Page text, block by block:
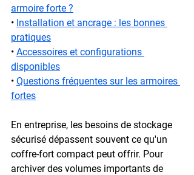
armoire forte ?
• Installation et ancrage : les bonnes
pratiques
• Accessoires et configurations
disponibles
• Questions fréquentes sur les armoires
fortes
En entreprise, les besoins de stockage
sécurisé dépassent souvent ce qu'un
coffre-fort compact peut offrir. Pour
archiver des volumes importants de